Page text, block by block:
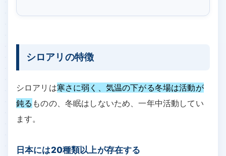
シロアリの特徴
シロアリは寒さに弱く、気温の下がる冬場は活動が
鈍る ものの、冬眠はしないため、一年中活動してい
ます。
日本には20種類以上が存在する